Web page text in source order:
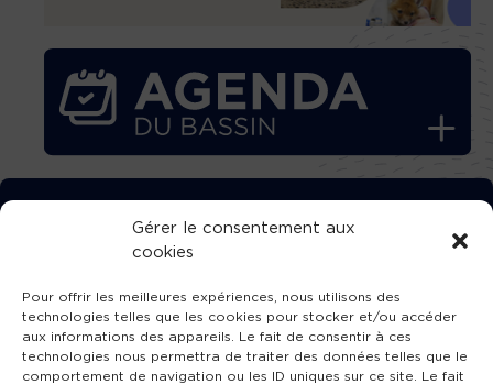
Gérer le consentement aux
cookies
Pour offrir les meilleures expériences, nous utilisons des
technologies telles que les cookies pour stocker et/ou accéder
aux informations des appareils. Le fait de consentir à ces
technologies nous permettra de traiter des données telles que le
comportement de navigation ou les ID uniques sur ce site. Le fait
TÉLÉCHARGEZ GRATUITEMENT
L’APPLICATION TVBA !